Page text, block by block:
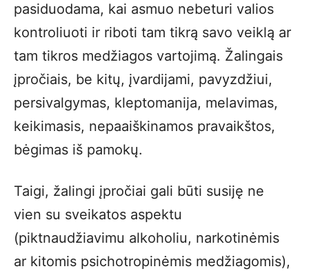
pasiduodama, kai asmuo nebeturi valios
kontroliuoti ir riboti tam tikrą savo veiklą ar
tam tikros medžiagos vartojimą. Žalingais
įpročiais, be kitų, įvardijami, pavyzdžiui,
persivalgymas, kleptomanija, melavimas,
keikimasis, nepaaiškinamos pravaikštos,
bėgimas iš pamokų.
Taigi, žalingi įpročiai gali būti susiję ne
vien su sveikatos aspektu
(piktnaudžiavimu alkoholiu, narkotinėmis
ar kitomis psichotropinėmis medžiagomis),